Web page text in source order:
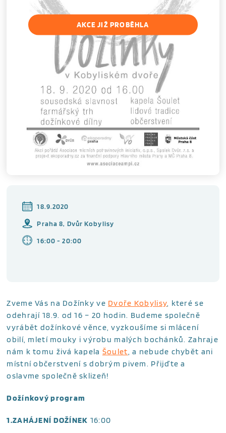
AKCE JIŽ PROBĚHLA
18.9.2020
Praha 8, Dvůr Kobylisy
16:00 - 20:00
Zveme Vás na Dožínky ve Dvoře Kobylisy, které se
odehrají 18.9. od 16 – 20 hodin. Budeme společně
vyrábět dožínkové věnce, vyzkoušíme si mlácení
obilí, mletí mouky i výrobu malých bochánků. Zahraje
nám k tomu živá kapela Šoulet, a nebude chybět ani
místní občerstvení s dobrým pivem. Přijďte a
oslavme společně sklizeň!
Dožínkový program
1.ZAHÁJENÍ DOŽÍNEK 16:00